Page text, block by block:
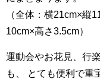
（全体：横21cm×縦
10cm×高さ3.5cm）
運動会やお花見、行
も、 とても便利で重